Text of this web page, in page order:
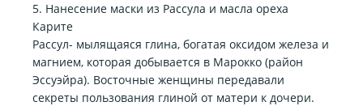
5. Нанесение маски из Рассула и масла ореха
Карите
Рассул- мылящаяся глина, богатая оксидом железа и
магнием, которая добывается в Марокко (район
Эссуэйра). Восточные женщины передавали
секреты пользования глиной от матери к дочери.